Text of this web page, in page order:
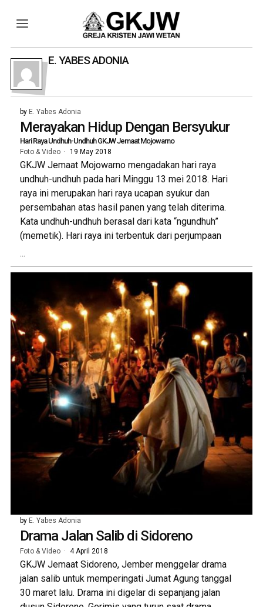
E. YABES ADONIA
by E. Yabes Adonia
Merayakan Hidup Dengan Bersyukur
Hari Raya Undhuh-Undhuh GKJW Jemaat Mojowarno
Foto & Video 19 May 2018
GKJW Jemaat Mojowarno mengadakan hari raya
undhuh-undhuh pada hari Minggu 13 mei 2018. Hari
raya ini merupakan hari raya ucapan syukur dan
persembahan atas hasil panen yang telah diterima.
Kata undhuh-undhuh berasal dari kata “ngundhuh”
(memetik). Hari raya ini terbentuk dari perjumpaan
...
by E. Yabes Adonia
Drama Jalan Salib di Sidoreno
Foto & Video 4 April 2018
GKJW Jemaat Sidoreno, Jember menggelar drama
jalan salib untuk memperingati Jumat Agung tanggal
30 maret lalu. Drama ini digelar di sepanjang jalan